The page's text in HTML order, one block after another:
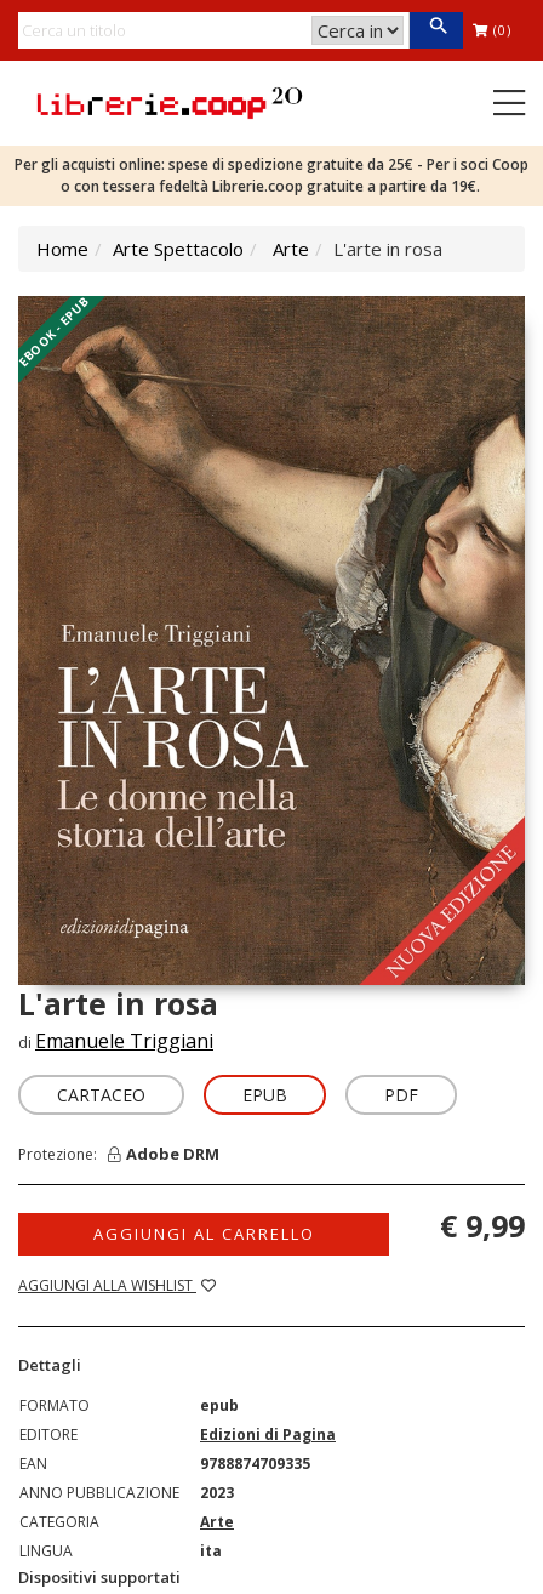
(0)
Per gli acquisti online: spese di spedizione gratuite da 25€ - Per i soci Coop
o con tessera fedeltà Librerie.coop gratuite a partire da 19€.
Home Arte Spettacolo Arte L'arte in rosa
EBOOK - EPUB
L'arte in rosa
di Emanuele Triggiani
CARTACEO EPUB PDF
Protezione: Adobe DRM
AGGIUNGI AL CARRELLO
AGGIUNGI ALLA WISHLIST
€ 9,99
Dettagli
FORMATO
epub
EDITORE
Edizioni di Pagina
EAN
9788874709335
ANNO PUBBLICAZIONE
2023
CATEGORIA
Arte
LINGUA
ita
Dispositivi supportati